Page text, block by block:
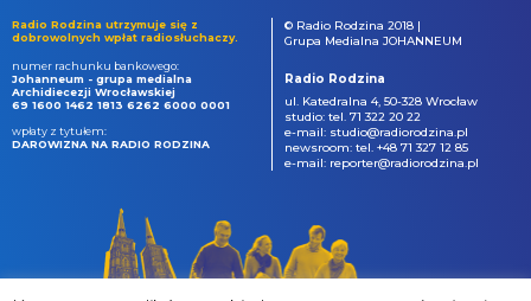
Radio Rodzina utrzymuje się z
dobrowolnych wpłat radiosłuchaczy.
numer rachunku bankowego:
Johanneum - grupa medialna
Archidiecezji Wrocławskiej
69 1600 1462 1813 6262 6000 0001
wpłaty z tytułem:
DAROWIZNA NA RADIO RODZINA
© Radio Rodzina 2018 |
Grupa Medialna JOHANNEUM
Radio Rodzina
ul. Katedralna 4, 50-328 Wrocław
studio: tel. 71 322 20 22
e-mail: studio@radiorodzina.pl
newsroom: tel. +48 71 327 12 85
e-mail: reporter@radiorodzina.pl